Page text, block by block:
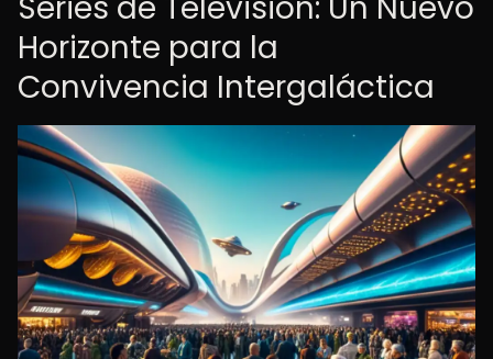
Horizonte para la
Convivencia Intergaláctica